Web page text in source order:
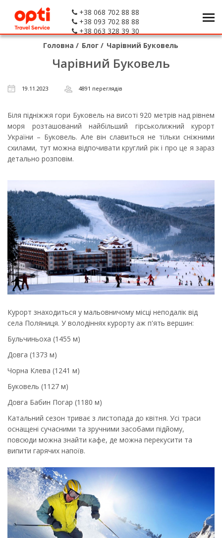
+38 068 702 88 88
+38 093 702 88 88
+38 063 328 39 30
Головна / Блог/ Чарівний Буковель
Чарівний Буковель
19.11.2023 4891 переглядів
Біля підніжжя гори Буковель на висоті 920 метрів над рівнем
моря розташований найбільший гірськолижний курорт
України – Буковель. Але він славиться не тільки сніжними
схилами, тут можна відпочивати круглий рік і про це я зараз
детально розповім.
Курорт знаходиться у мальовничому місці неподалік від
села Поляниця. У володіннях курорту аж п'ять вершин:
Бульчиньоха (1455 м)
Довга (1373 м)
Чорна Клева (1241 м)
Буковель (1127 м)
Довга Бабин Погар (1180 м)
Катальний сезон триває з листопада до квітня. Усі траси
оснащені сучасними та зручними засобами підйому,
повсюди можна знайти кафе, де можна перекусити та
випити гарячих напоїв.